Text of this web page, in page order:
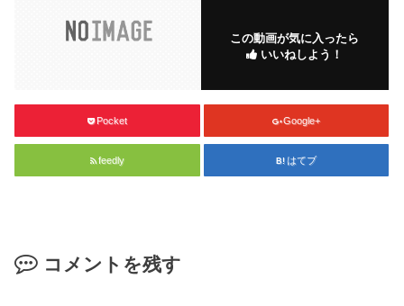
この動画が気に入ったら
いいねしよう！
Pocket Google+
feedly はてブ
コメントを残す